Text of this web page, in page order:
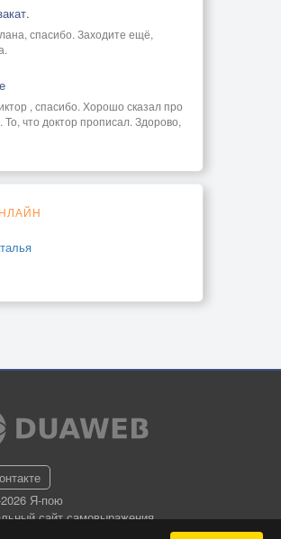
спасибо. Заходите ещё,
, спасибо. Хорошо сказал про
что доктор прописал. Здорово,
Я-пою
сайт самовыражения